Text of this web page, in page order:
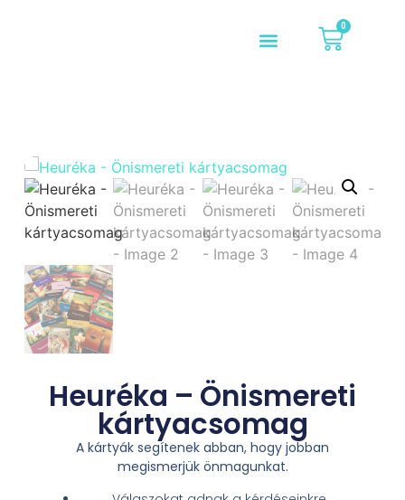
0
Heuréka – Önismereti
kártyacsomag
A kártyák segítenek abban, hogy jobban
megismerjük önmagunkat.